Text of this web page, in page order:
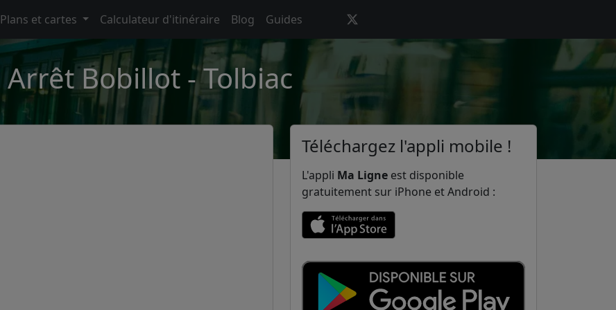
Plans et cartes Calculateur d'itinéraire Blog Guides
Arrêt Bobillot - Tolbiac
Téléchargez l'appli mobile !
L'appli Ma Ligne est disponible
gratuitement sur iPhone et Android :